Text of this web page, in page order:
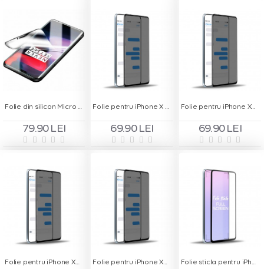
79.90 LEI 69.90 LEI
Folie pentru iPhone XR - Privacy
69.90 LEI
Folie pentru iPhone XS - Privacy Folie pentru iPhone XS Max - Privacy Folie sticla pentru iPhone 11 Pro - Full Screen